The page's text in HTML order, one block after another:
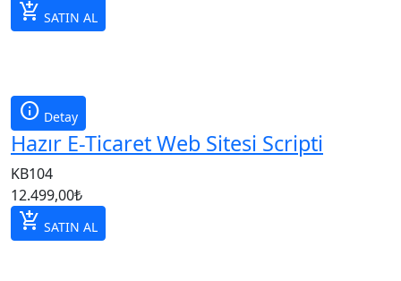
add_shopping_cart SATIN AL
info Detay
Hazır E-Ticaret Web Sitesi Scripti
KB104
12.499,00₺
add_shopping_cart SATIN AL